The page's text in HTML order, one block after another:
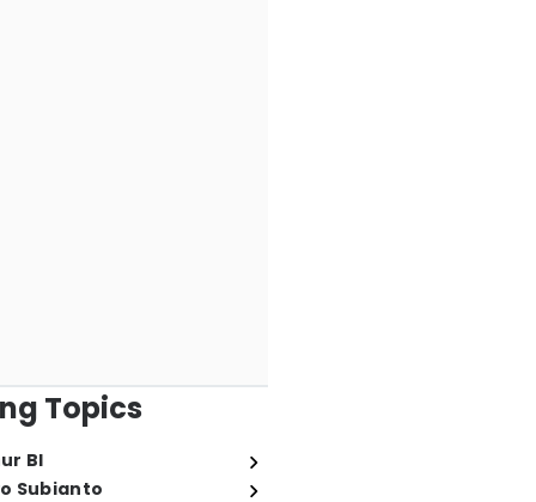
Topics
BI
Subianto